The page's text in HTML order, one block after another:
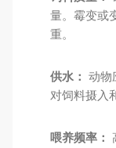
量。霉变或
重。
供水： 动物
对饲料摄入
喂养频率：